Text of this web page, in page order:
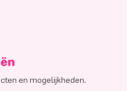
en mogelijkheden.